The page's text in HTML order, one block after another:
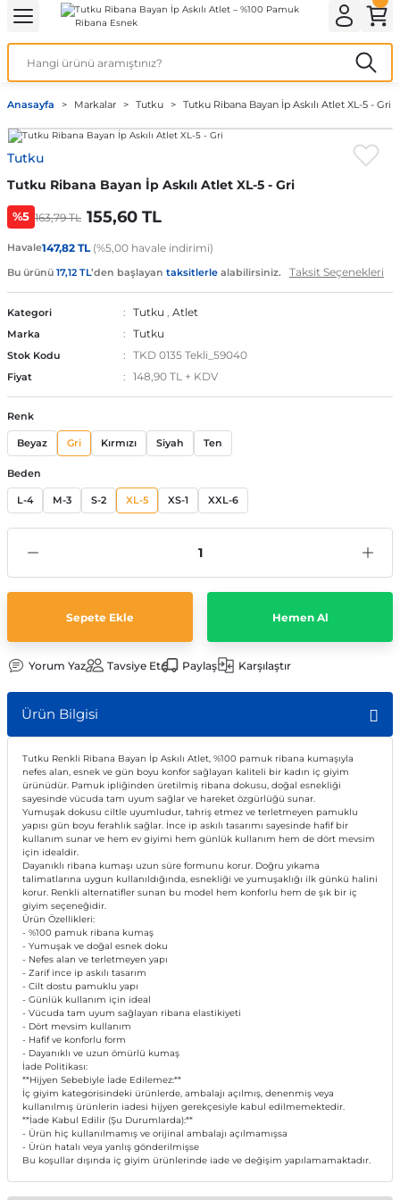
İç Giyim
Çorap
Köpek Bakım Ürünleri
Anasayfa Markalar Tutku Tutku Ribana Bayan İp Askılı Atlet XL-5 - Gri
Tutku
Tutku Ribana Bayan İp Askılı Atlet XL-5 - Gri
%5 163,79 TL 155,60 TL
Havale147,82 TL(%5,00 havale indirimi)
Bu ürünü 17,12 TL’den başlayan taksitlerle alabilirsiniz. Taksit Seçenekleri
Kategori Tutku , Atlet
Marka Tutku
Stok Kodu TKD 0135 Tekli_59040
Fiyat 148,90 TL + KDV
Renk
Beyaz Gri Kırmızı Siyah Ten
Beden
L-4 M-3 S-2 XL-5 XS-1 XXL-6
Sepete Ekle Hemen Al
Yorum Yaz Tavsiye Et Paylaş Karşılaştır
Ürün Bilgisi
Tutku Renkli Ribana Bayan İp Askılı Atlet, %100 pamuk ribana kumaşıyla
nefes alan, esnek ve gün boyu konfor sağlayan kaliteli bir kadın iç giyim
ürünüdür. Pamuk ipliğinden üretilmiş ribana dokusu, doğal esnekliği
sayesinde vücuda tam uyum sağlar ve hareket özgürlüğü sunar.
Yumuşak dokusu ciltle uyumludur, tahriş etmez ve terletmeyen pamuklu
yapısı gün boyu ferahlık sağlar. İnce ip askılı tasarımı sayesinde hafif bir
kullanım sunar ve hem ev giyimi hem günlük kullanım hem de dört mevsim
için idealdir.
Dayanıklı ribana kumaşı uzun süre formunu korur. Doğru yıkama
talimatlarına uygun kullanıldığında, esnekliği ve yumuşaklığı ilk günkü halini
korur. Renkli alternatifler sunan bu model hem konforlu hem de şık bir iç
giyim seçeneğidir.
Ürün Özellikleri:
- %100 pamuk ribana kumaş
- Yumuşak ve doğal esnek doku
- Nefes alan ve terletmeyen yapı
- Zarif ince ip askılı tasarım
- Cilt dostu pamuklu yapı
- Günlük kullanım için ideal
- Vücuda tam uyum sağlayan ribana elastikiyeti
- Dört mevsim kullanım
- Hafif ve konforlu form
- Dayanıklı ve uzun ömürlü kumaş
İade Politikası:
**Hijyen Sebebiyle İade Edilemez:**
İç giyim kategorisindeki ürünlerde, ambalajı açılmış, denenmiş veya
kullanılmış ürünlerin iadesi hijyen gerekçesiyle kabul edilmemektedir.
**İade Kabul Edilir (Şu Durumlarda):**
- Ürün hiç kullanılmamış ve orijinal ambalajı açılmamışsa
- Ürün hatalı veya yanlış gönderilmişse
Bu koşullar dışında iç giyim ürünlerinde iade ve değişim yapılamamaktadır.